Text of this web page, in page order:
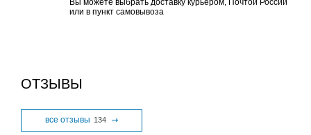
Вы можете выбрать доставку курьером, Почтой России
или в пункт самовывоза
ОТЗЫВЫ
все отзывы 134